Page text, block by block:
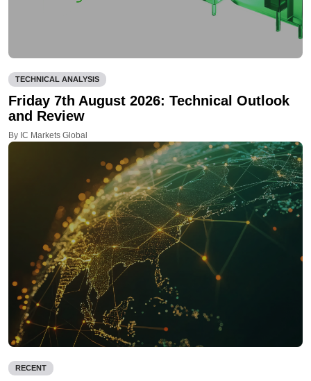
TECHNICAL ANALYSIS
Friday 7th August 2026: Technical Outlook
and Review
By IC Markets Global
RECENT